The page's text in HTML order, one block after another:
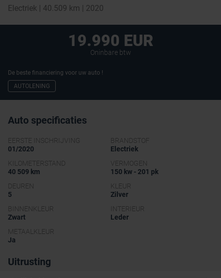
Electriek | 40.509 km | 2020
19.990 EUR
Oninbare btw
De beste financiering voor uw auto !
AUTOLENING
Auto specificaties
EERSTE INSCHRIJVING
01/2020
BRANDSTOF
Electriek
KILOMETERSTAND
40 509 km
VERMOGEN
150 kw - 201 pk
DEUREN
5
KLEUR
Zilver
BINNENKLEUR
Zwart
INTERIEUR
Leder
METAALKLEUR
Ja
Uitrusting